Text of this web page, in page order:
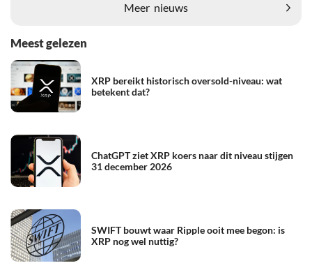
Meer nieuws
Meest gelezen
XRP bereikt historisch oversold-niveau: wat
betekent dat?
ChatGPT ziet XRP koers naar dit niveau stijgen
31 december 2026
SWIFT bouwt waar Ripple ooit mee begon: is
XRP nog wel nuttig?